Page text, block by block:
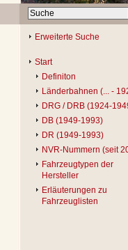
Erweiterte Suche
Start
Definiton
Länderbahnen (... -
DRG / DRB (1924-
DB (1949-1993)
DR (1949-1993)
NVR-Nummern (seit
Fahrzeugtypen der
Hersteller
Erläuterungen zu
Fahrzeuglisten